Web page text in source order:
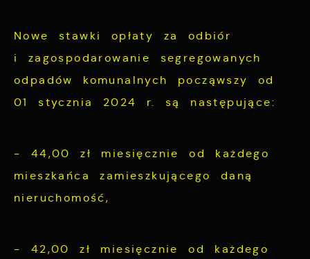
Nowe stawki opłaty za odbiór
i zagospodarowanie segregowanych
odpadów komunalnych począwszy od
01 stycznia 2024 r. są następujące:
- 44,00 zł miesięcznie od każdego
mieszkańca zamieszkującego daną
nieruchomość,
- 42,00 zł miesięcznie od każdego